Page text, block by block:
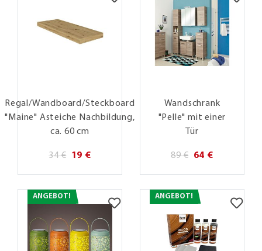
Regal/Wandboard/Steckboard
"Maine" Asteiche Nachbildung,
ca. 60 cm
34 € 19 €
Wandschrank
"Pelle" mit einer
Tür
89 € 64 €
ANGEBOT! ANGEBOT!